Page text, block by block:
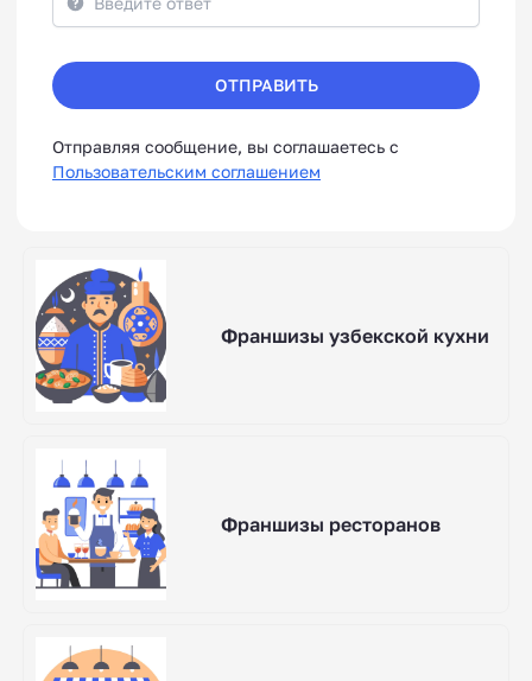
ОТПРАВИТЬ
Отправляя сообщение, вы соглашаетесь с
Пользовательским соглашением
Франшизы узбекской кухни
Франшизы ресторанов